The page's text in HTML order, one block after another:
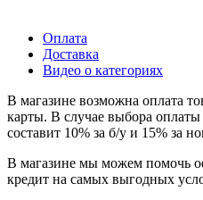
Оплата
Доставка
Видео о категориях
В магазине возможна оплата
карты. В случае выбора
составит 10% за б/у и 15% за
В магазине мы можем помочь
кредит на самых выгодных